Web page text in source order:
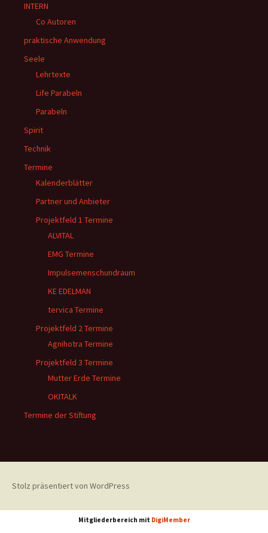
INTERN
Co Autoren
praktische Anwendung
Seele
Lehrtexte
Life Parabeln
Parabeln
Spirit
Technik
Termine
Kalenderblätter
Partner und Anbieter
Projektfeld 1 Termine
ALVITAL
EMG Termine
Impulsemenschundraum
KE EDELMAN
tervica Termine
Projektfeld 2 Termine
Agnihotra Termine
Projektfeld 3 Termine
Mutter Erde Termine
OKITALK
Termine der Stiftung
Stolz präsentiert von WordPress
Mitgliederbereich mit DigiMember